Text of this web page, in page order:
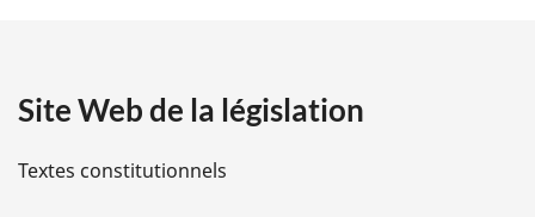
i
l
Site Web de la législation
Textes constitutionnels